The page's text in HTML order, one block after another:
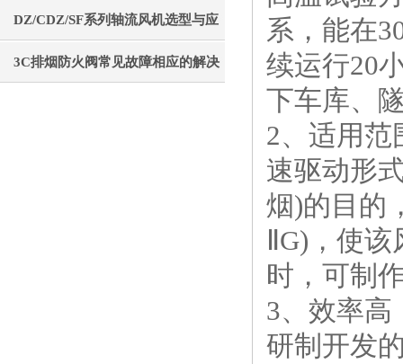
选？静音节能使用寿命长
DZ/CDZ/SF系列轴流风机选型与应
用指南
3C排烟防火阀常见故障相应的解决
系，能在
续运行20
下车库、
2、适用范
速驱动形
烟)的目的
ⅡG)，使
时，可制
3、效率高
研制开发